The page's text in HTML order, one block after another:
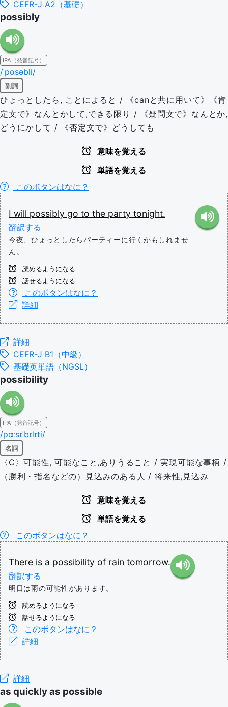
CEFR-J A2（基礎）
possibly
IPA（発音記号）
/ˈpɑsəbli/
副詞
ひょっとしたら, ことによると / 《canと共に用いて》《肯
定文で》なんとかして,できる限り / 《疑問文で》なんとか,
どうにかして / 《否定文で》どうしても
意味を覚える
単語を覚える
このボタンはなに？
I will possibly go to the party tonight.
翻訳する
今夜、ひょっとしたらパーティーに行くかもしれませ
ん。
読めるようになる
話せるようになる
このボタンはなに？
詳細
詳細
CEFR-J B1（中級）
基礎英単語（NGSL）
possibility
IPA（発音記号）
/pɑːsɪˈbɪlɪti/
名詞
〈C〉可能性, 可能なこと,ありうること / 実現可能な事柄 /
（勝利・指名などの）見込みのある人 / 将来性,見込み
意味を覚える
単語を覚える
このボタンはなに？
There is a possibility of rain tomorrow.
翻訳する
明日は雨の可能性があります。
読めるようになる
話せるようになる
このボタンはなに？
詳細
詳細
as quickly as possible